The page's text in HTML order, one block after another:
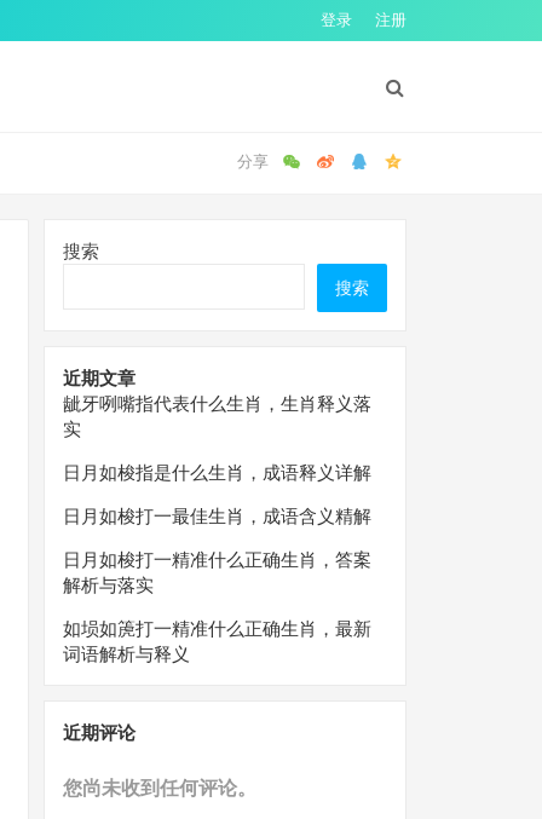
登录 注册
搜索
搜索
近期文章
龇牙咧嘴指代表什么生肖，生肖释义落
实
日月如梭指是什么生肖，成语释义详解
日月如梭打一最佳生肖，成语含义精解
日月如梭打一精准什么正确生肖，答案
解析与落实
如埙如箎打一精准什么正确生肖，最新
词语解析与释义
近期评论
您尚未收到任何评论。